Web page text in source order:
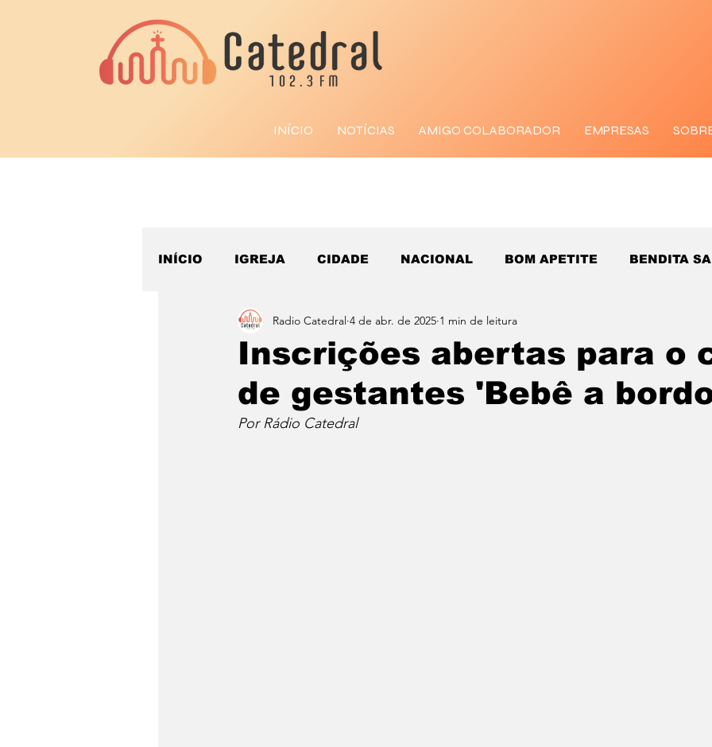
INÍCIO NOTÍCIAS AMIGO COLABORADOR EMPRESAS
INÍCIO IGREJA CIDADE NACIONAL BOM APETITE BENDITA
ESPORTE
Inscrições abertas para o
de gestantes 'Bebê a
Radio Catedral 4 de abr. de 2025 1 min de leitura
Por Rádio Catedral